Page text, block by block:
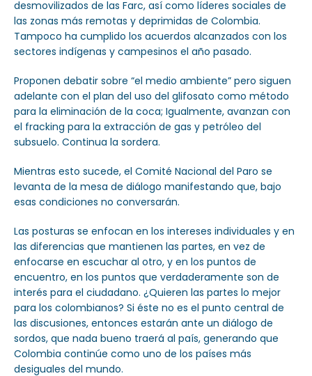
desmovilizados de las Farc, así como líderes sociales de
las zonas más remotas y deprimidas de Colombia.
Tampoco ha cumplido los acuerdos alcanzados con los
sectores indígenas y campesinos el año pasado.
Proponen debatir sobre “el medio ambiente” pero siguen
adelante con el plan del uso del glifosato como método
para la eliminación de la coca; Igualmente, avanzan con
el fracking para la extracción de gas y petróleo del
subsuelo. Continua la sordera.
Mientras esto sucede, el Comité Nacional del Paro se
levanta de la mesa de diálogo manifestando que, bajo
esas condiciones no conversarán.
Las posturas se enfocan en los intereses individuales y en
las diferencias que mantienen las partes, en vez de
enfocarse en escuchar al otro, y en los puntos de
encuentro, en los puntos que verdaderamente son de
interés para el ciudadano. ¿Quieren las partes lo mejor
para los colombianos? Si éste no es el punto central de
las discusiones, entonces estarán ante un diálogo de
sordos, que nada bueno traerá al país, generando que
Colombia continúe como uno de los países más
desiguales del mundo.